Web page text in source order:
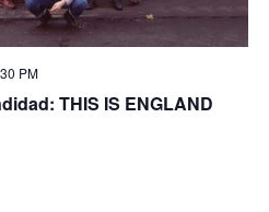
PM
THIS IS ENGLAND